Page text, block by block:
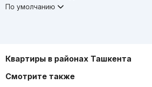
По умолчанию
Квартиры в районах Ташкента
Смотрите также